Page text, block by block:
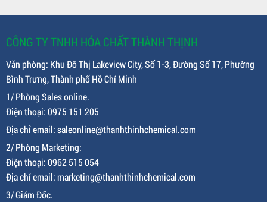
CÔNG TY TNHH HÓA CHẤT THÀNH THỊNH
Văn phòng: Khu Đô Thị Lakeview City, Số 1-3, Đường Số 17, Phường
Bình Trưng, Thành phố Hồ Chí Minh
1/ Phòng Sales online.
Điện thoại: 0975 151 205
Địa chỉ email: saleonline@thanhthinhchemical.com
2/ Phòng Marketing:
Điện thoại: 0962 515 054
Địa chỉ email: marketing@thanhthinhchemical.com
3/ Giám Đốc.